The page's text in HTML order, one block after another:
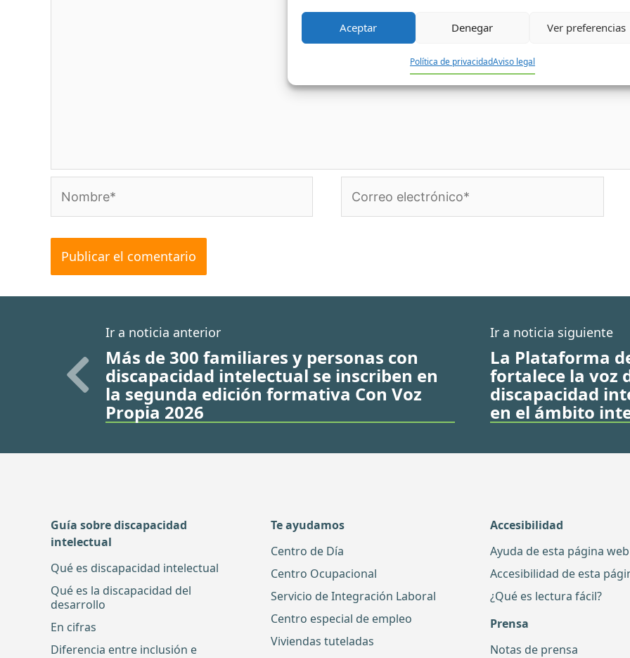
Aceptar Denegar Ver preferencias
Política de privacidadAviso legal
Correo
Ir a noticia anterior
Más de 300 familiares y personas con
discapacidad intelectual se inscriben en
la segunda edición formativa Con Voz
Propia 2026
Ir a noticia siguiente
La Plataforma
fortalece la voz
discapacidad
en el ámbito
Guía sobre discapacidad
intelectual
Qué es discapacidad intelectual
Qué es la discapacidad del
desarrollo
En cifras
Diferencia entre inclusión e
Te ayudamos
Centro de Día
Centro Ocupacional
Servicio de Integración Laboral
Centro especial de empleo
Viviendas tuteladas
Accesibilidad
Ayuda de esta página web
Accesibilidad de esta
¿Qué es lectura fácil?
Prensa
Notas de prensa